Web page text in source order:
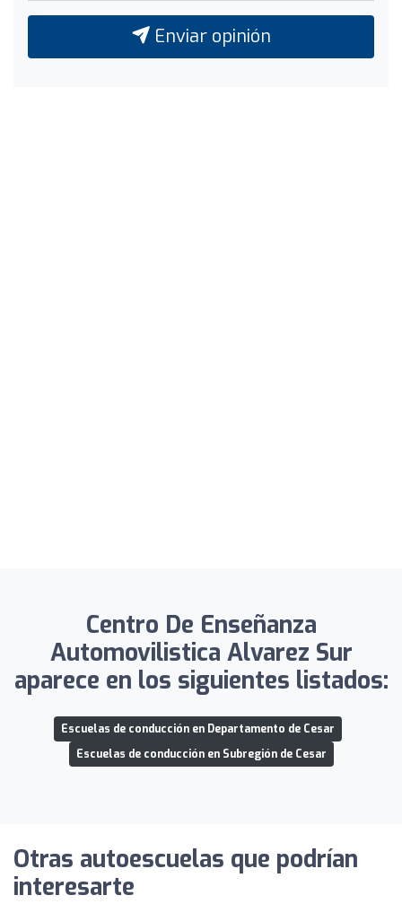
Enviar opinión
Centro De Enseñanza
Automovilistica Alvarez Sur
aparece en los siguientes listados:
Escuelas de conducción en Departamento de Cesar
Escuelas de conducción en Subregión de Cesar
Otras autoescuelas que podrían
interesarte